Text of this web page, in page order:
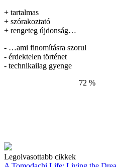
+ tartalmas
+ szórakoztató
+ rengeteg újdonság…
- …ami finomításra szorul
- érdektelen történet
- technikailag gyenge
72 %
Legolvasottabb cikkek